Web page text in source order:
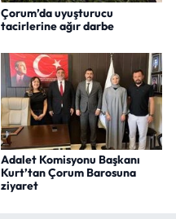
Çorum’da uyuşturucu
tacirlerine ağır darbe
Adalet Komisyonu Başkanı
Kurt’tan Çorum Barosuna
ziyaret